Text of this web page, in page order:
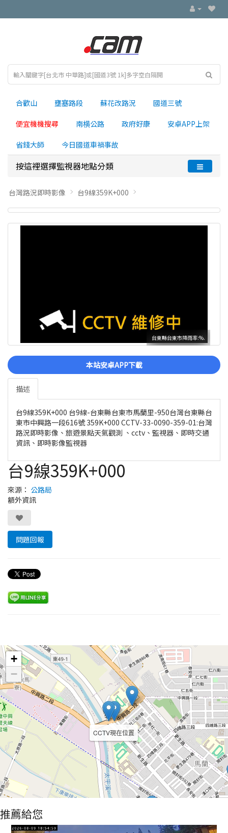
合歡山 壅塞路段 蘇花改路況 國道三號
便宜機機搜尋 南横公路 政府好康 安卓APP上架
省錢大師 今日國道車禍事故
按這裡選擇監視器地點分類
台灣路況即時影像 台9線359K+000
台東縣台東市降雨率:%.
本站安卓APP下載
描述
台9線359K+000 台9線-台東縣台東市馬蘭里-950台灣台東縣台
東市中興路一段616號 359K+000 CCTV-33-0090-359-01:台灣
路況即時影像、旅遊景點天氣觀測 、cctv、監視器、即時交通
資訊、即時影像監視器
台9線359K+000
來源： 公路局
額外資訊
問題回報
CCTV現在位置
+
−
推薦給您